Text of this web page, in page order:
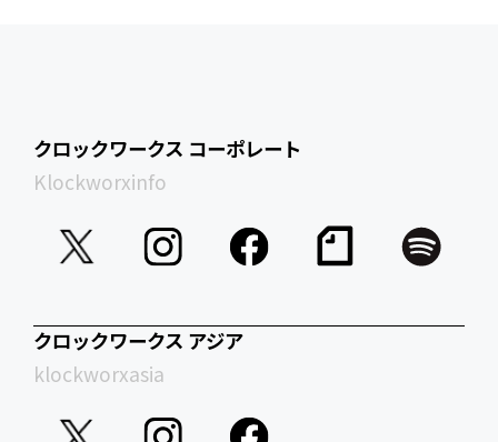
クロックワークス コーポレート
Klockworxinfo
クロックワークス アジア
klockworxasia